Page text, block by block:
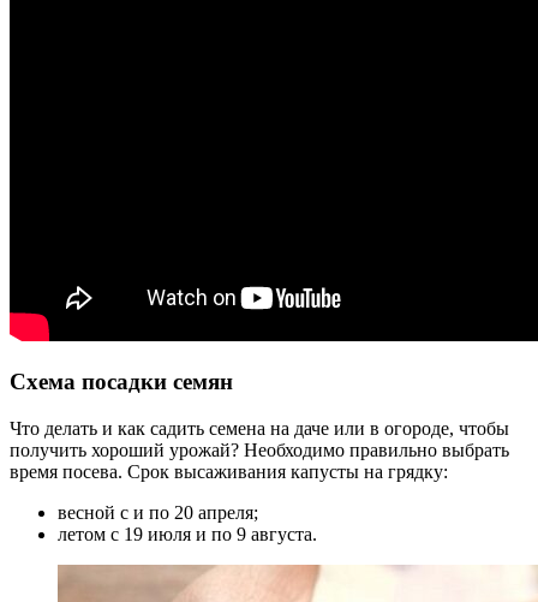
Схема посадки семян
Что делать и как садить семена на даче или в огороде, чтобы
получить хороший урожай? Необходимо правильно выбрать
время посева. Срок высаживания капусты на грядку:
весной с и по 20 апреля;
летом с 19 июля и по 9 августа.